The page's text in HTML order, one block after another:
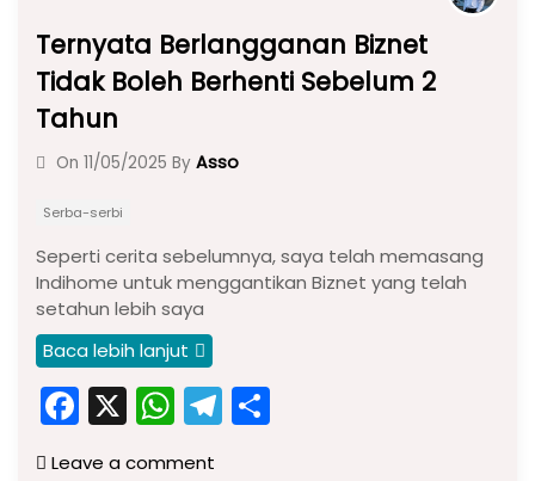
Ternyata Berlangganan Biznet
Tidak Boleh Berhenti Sebelum 2
Tahun
On 11/05/2025 By Asso
Serba-serbi
Seperti cerita sebelumnya, saya telah memasang
Indihome untuk menggantikan Biznet yang telah
setahun lebih saya
Baca lebih lanjut
F
a
X W
h
T
el
Leave a comment